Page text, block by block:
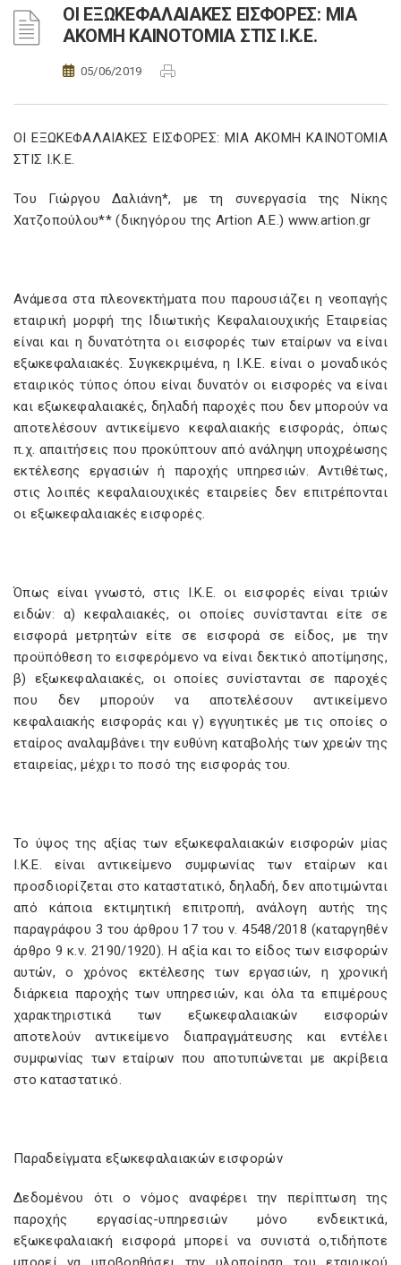
ΟΙ ΕΞΩΚΕΦΑΛΑΙΑΚΕΣ ΕΙΣΦΟΡΕΣ: ΜΙΑ
ΑΚΟΜΗ ΚΑΙΝΟΤΟΜΙΑ ΣΤΙΣ Ι.Κ.Ε.
05/06/2019
ΟΙ ΕΞΩΚΕΦΑΛΑΙΑΚΕΣ ΕΙΣΦΟΡΕΣ: ΜΙΑ ΑΚΟΜΗ ΚΑΙΝΟΤΟΜΙΑ
ΣΤΙΣ Ι.Κ.Ε.
Του Γιώργου Δαλιάνη*, με τη συνεργασία της Νίκης
Χατζοπούλου** (δικηγόρου της Artion A.E.) www.artion.gr
Ανάμεσα στα πλεονεκτήματα που παρουσιάζει η νεοπαγής
εταιρική μορφή της Ιδιωτικής Κεφαλαιουχικής Εταιρείας
είναι και η δυνατότητα οι εισφορές των εταίρων να είναι
εξωκεφαλαιακές. Συγκεκριμένα, η Ι.Κ.Ε. είναι ο μοναδικός
εταιρικός τύπος όπου είναι δυνατόν οι εισφορές να είναι
και εξωκεφαλαιακές, δηλαδή παροχές που δεν μπορούν να
αποτελέσουν αντικείμενο κεφαλαιακής εισφοράς, όπως
π.χ. απαιτήσεις που προκύπτουν από ανάληψη υποχρέωσης
εκτέλεσης εργασιών ή παροχής υπηρεσιών. Αντιθέτως,
στις λοιπές κεφαλαιουχικές εταιρείες δεν επιτρέπονται
οι εξωκεφαλαιακές εισφορές.
Όπως είναι γνωστό, στις Ι.Κ.Ε. οι εισφορές είναι τριών
ειδών: α) κεφαλαιακές, οι οποίες συνίστανται είτε σε
εισφορά μετρητών είτε σε εισφορά σε είδος, με την
προϋπόθεση το εισφερόμενο να είναι δεκτικό αποτίμησης,
β) εξωκεφαλαιακές, οι οποίες συνίστανται σε παροχές
που δεν μπορούν να αποτελέσουν αντικείμενο
κεφαλαιακής εισφοράς και γ) εγγυητικές με τις οποίες ο
εταίρος αναλαμβάνει την ευθύνη καταβολής των χρεών της
εταιρείας, μέχρι το ποσό της εισφοράς του.
Το ύψος της αξίας των εξωκεφαλαιακών εισφορών μίας
Ι.Κ.Ε. είναι αντικείμενο συμφωνίας των εταίρων και
προσδιορίζεται στο καταστατικό, δηλαδή, δεν αποτιμώνται
από κάποια εκτιμητική επιτροπή, ανάλογη αυτής της
παραγράφου 3 του άρθρου 17 του ν. 4548/2018 (καταργηθέν
άρθρο 9 κ.ν. 2190/1920). Η αξία και το είδος των εισφορών
αυτών, ο χρόνος εκτέλεσης των εργασιών, η χρονική
διάρκεια παροχής των υπηρεσιών, και όλα τα επιμέρους
χαρακτηριστικά των εξωκεφαλαιακών εισφορών
αποτελούν αντικείμενο διαπραγμάτευσης και εντέλει
συμφωνίας των εταίρων που αποτυπώνεται με ακρίβεια
στο καταστατικό.
Παραδείγματα εξωκεφαλαιακών εισφορών
Δεδομένου ότι ο νόμος αναφέρει την περίπτωση της
παροχής εργασίας-υπηρεσιών μόνο ενδεικτικά,
εξωκεφαλαιακή εισφορά μπορεί να συνιστά ο,τιδήποτε